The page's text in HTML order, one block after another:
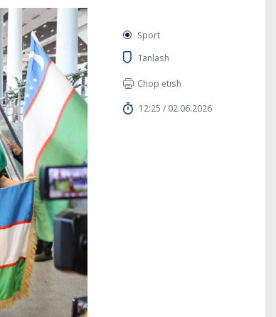
Sport
Tanlash
Chop etish
12:25 / 02.06.2026